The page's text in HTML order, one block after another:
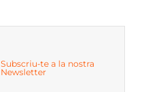
Subscriu-te a la nostra
Newsletter